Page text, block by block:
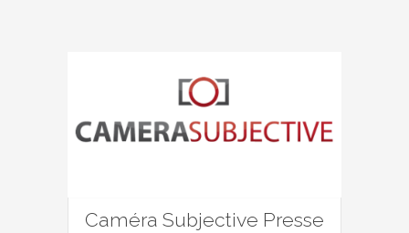
Caméra Subjective Presse